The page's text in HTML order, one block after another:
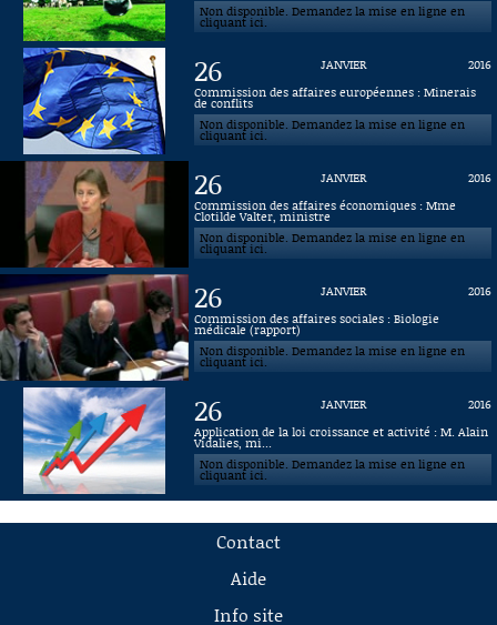
Non disponible. Demandez la mise en ligne en
cliquant ici.
26 JANVIER
2016
Commission des affaires européennes : Minerais
de conflits
Non disponible. Demandez la mise en ligne en
cliquant ici.
26 JANVIER
2016
Commission des affaires économiques : Mme
Clotilde Valter, ministre
Non disponible. Demandez la mise en ligne en
cliquant ici.
26 JANVIER
2016
Commission des affaires sociales : Biologie
médicale (rapport)
Non disponible. Demandez la mise en ligne en
cliquant ici.
26 JANVIER
2016
Application de la loi croissance et activité : M. Alain
Vidalies, mi...
Non disponible. Demandez la mise en ligne en
cliquant ici.
Contact
Aide
Info site